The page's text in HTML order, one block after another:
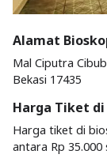
Alamat
Mal Ciputra
Bekasi 17435
Harga Tiket di
Harga tiket di
antara Rp 35.000